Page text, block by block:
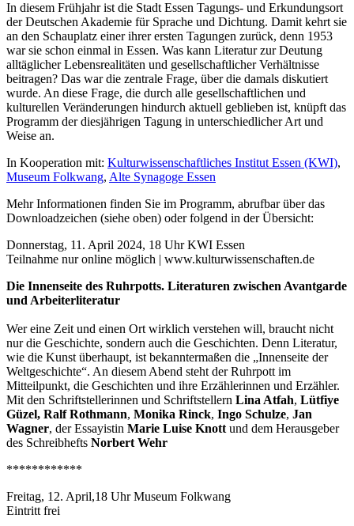
In diesem Frühjahr ist die Stadt Essen Tagungs- und Erkundungsort
der Deutschen Akademie für Sprache und Dichtung. Damit kehrt sie
an den Schauplatz einer ihrer ersten Tagungen zurück, denn 1953
war sie schon einmal in Essen. Was kann Literatur zur Deutung
alltäglicher Lebensrealitäten und gesellschaftlicher Verhältnisse
beitragen? Das war die zentrale Frage, über die damals diskutiert
wurde. An diese Frage, die durch alle gesellschaftlichen und
kulturellen Veränderungen hindurch aktuell geblieben ist, knüpft das
Programm der diesjährigen Tagung in unterschiedlicher Art und
Weise an.
In Kooperation mit: Kulturwissenschaftliches Institut Essen (KWI),
Museum Folkwang, Alte Synagoge Essen
Mehr Informationen finden Sie im Programm, abrufbar über das
Downloadzeichen (siehe oben) oder folgend in der Übersicht:
Donnerstag, 11. April 2024, 18 Uhr KWI Essen
Teilnahme nur online möglich | www.kulturwissenschaften.de
Die Innenseite des Ruhrpotts. Literaturen zwischen Avantgarde
und Arbeiterliteratur
Wer eine Zeit und einen Ort wirklich verstehen will, braucht nicht
nur die Geschichte, sondern auch die Geschichten. Denn Literatur,
wie die Kunst überhaupt, ist bekanntermaßen die „Innenseite der
Weltgeschichte“. An diesem Abend steht der Ruhrpott im
Mitteilpunkt, die Geschichten und ihre Erzählerinnen und Erzähler.
Mit den Schriftstellerinnen und Schriftstellern Lina Atfah, Lütfiye
Güzel, Ralf Rothmann, Monika Rinck, Ingo Schulze, Jan
Wagner, der Essayistin Marie Luise Knott und dem Herausgeber
des Schreibhefts Norbert Wehr
************
Freitag, 12. April,18 Uhr Museum Folkwang
Eintritt frei